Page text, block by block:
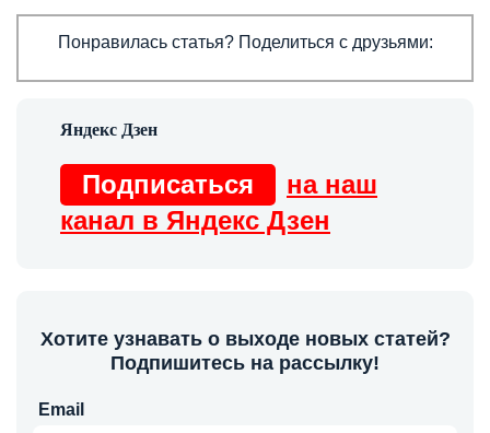
Понравилась статья? Поделиться с друзьями:
Подписаться
на наш
канал в Яндекс Дзен
Хотите узнавать о выходе новых статей?
Подпишитесь на рассылку!
Email